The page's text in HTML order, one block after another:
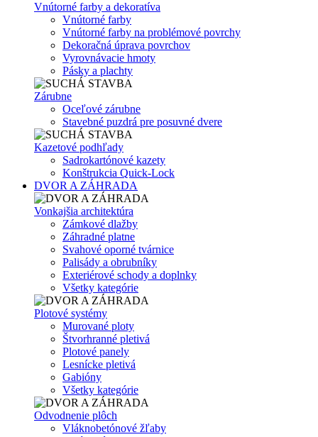
Vnútorné farby a dekoratíva
Vnútorné farby
Vnútorné farby na problémové povrchy
Dekoračná úprava povrchov
Vyrovnávacie hmoty
Pásky a plachty
Zárubne
Oceľové zárubne
Stavebné puzdrá pre posuvné dvere
Kazetové podhľady
Sadrokartónové kazety
Konštrukcia Quick-Lock
DVOR A ZÁHRADA
Vonkajšia architektúra
Zámkové dlažby
Záhradné platne
Svahové oporné tvárnice
Palisády a obrubníky
Exteriérové schody a doplnky
Všetky kategórie
Plotové systémy
Murované ploty
Štvorhranné pletivá
Plotové panely
Lesnícke pletivá
Gabióny
Všetky kategórie
Odvodnenie plôch
Vláknobetónové žľaby